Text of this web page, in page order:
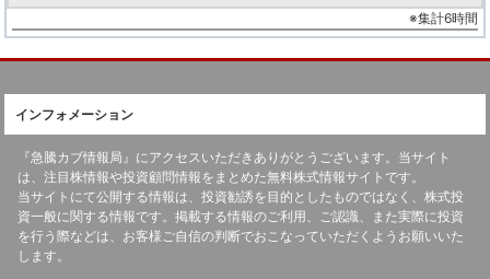
※集計6時間
インフォメーション
『急騰カブ情報局』にアクセスいただきありがとうございます。当サイト
は、注目株情報や投資顧問情報をまとめた無料株式情報サイトです。
当サイトにて公開する情報は、投資勧誘を目的としたものではなく、株式投
資一般に関する情報です。掲載する情報のご利用、ご認識、また実際に投資
を行う際などは、お客様ご自信の判断でおこなっていただくようお願いいた
します。